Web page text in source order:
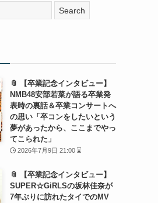
📎 【卒業記念インタビュー】
NMB48安部若菜が語る卒業発
表時の裏話＆卒業コンサートへ
の思い「卒コンをしたいという
夢があったから、ここまでやっ
てこられた」
2026年7月9日 21:00 ⌛
📎 【卒業記念インタビュー】
SUPER☆GiRLSの坂林佳奈が
7年ぶりに訪れたタイでのMV